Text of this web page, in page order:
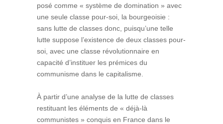
posé comme « système de domination » avec
une seule classe pour-soi, la bourgeoisie :
sans lutte de classes donc, puisqu’une telle
lutte suppose l’existence de deux classes pour-
soi, avec une classe révolutionnaire en
capacité d’instituer les prémices du
communisme dans le capitalisme.
À partir d’une analyse de la lutte de classes
restituant les éléments de « déjà-là
communistes » conquis en France dans le